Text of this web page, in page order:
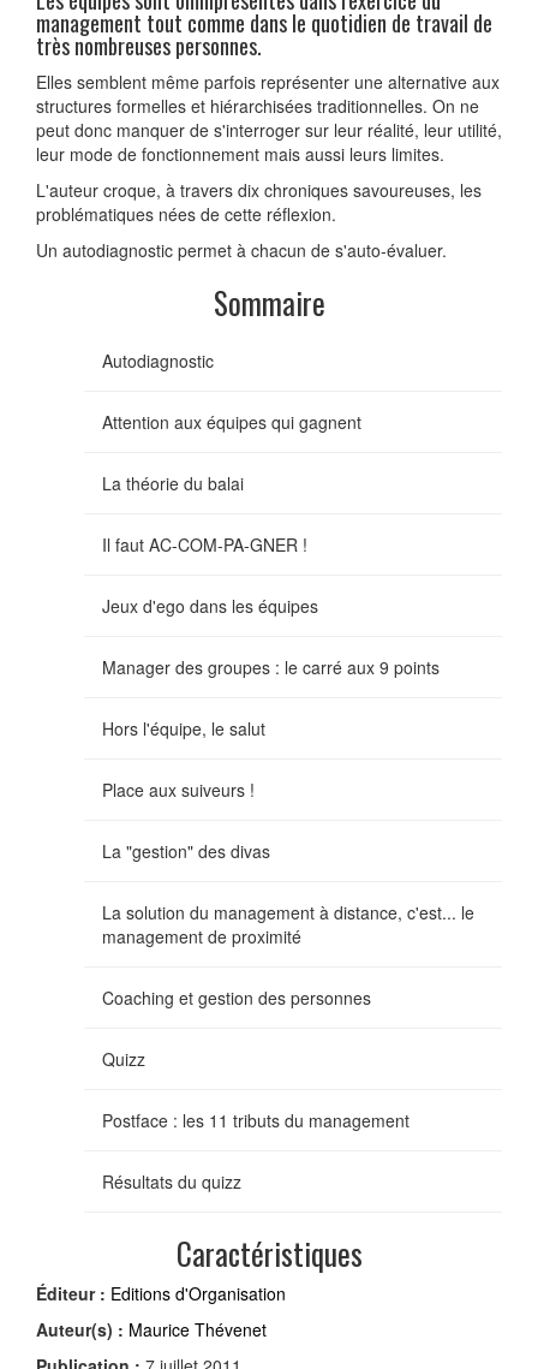
management tout comme dans le quotidien de travail de
très nombreuses personnes.
Elles semblent même parfois représenter une alternative aux
structures formelles et hiérarchisées traditionnelles. On ne
peut donc manquer de s'interroger sur leur réalité, leur utilité,
leur mode de fonctionnement mais aussi leurs limites.
L'auteur croque, à travers dix chroniques savoureuses, les
problématiques nées de cette réflexion.
Un autodiagnostic permet à chacun de s'auto-évaluer.
Sommaire
Autodiagnostic
Attention aux équipes qui gagnent
La théorie du balai
Il faut AC-COM-PA-GNER !
Jeux d'ego dans les équipes
Manager des groupes : le carré aux 9 points
Hors l'équipe, le salut
Place aux suiveurs !
La "gestion" des divas
La solution du management à distance, c'est... le
management de proximité
Coaching et gestion des personnes
Quizz
Postface : les 11 tributs du management
Résultats du quizz
Caractéristiques
Éditeur : Editions d'Organisation
Auteur(s) : Maurice Thévenet